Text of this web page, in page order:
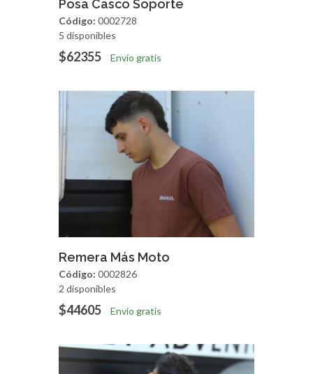
Posa Casco Soporte
Código: 0002728
5 disponibles
$62355 Envío gratis
Agregar
Remera Más Moto
Código: 0002826
2 disponibles
$44605 Envío gratis